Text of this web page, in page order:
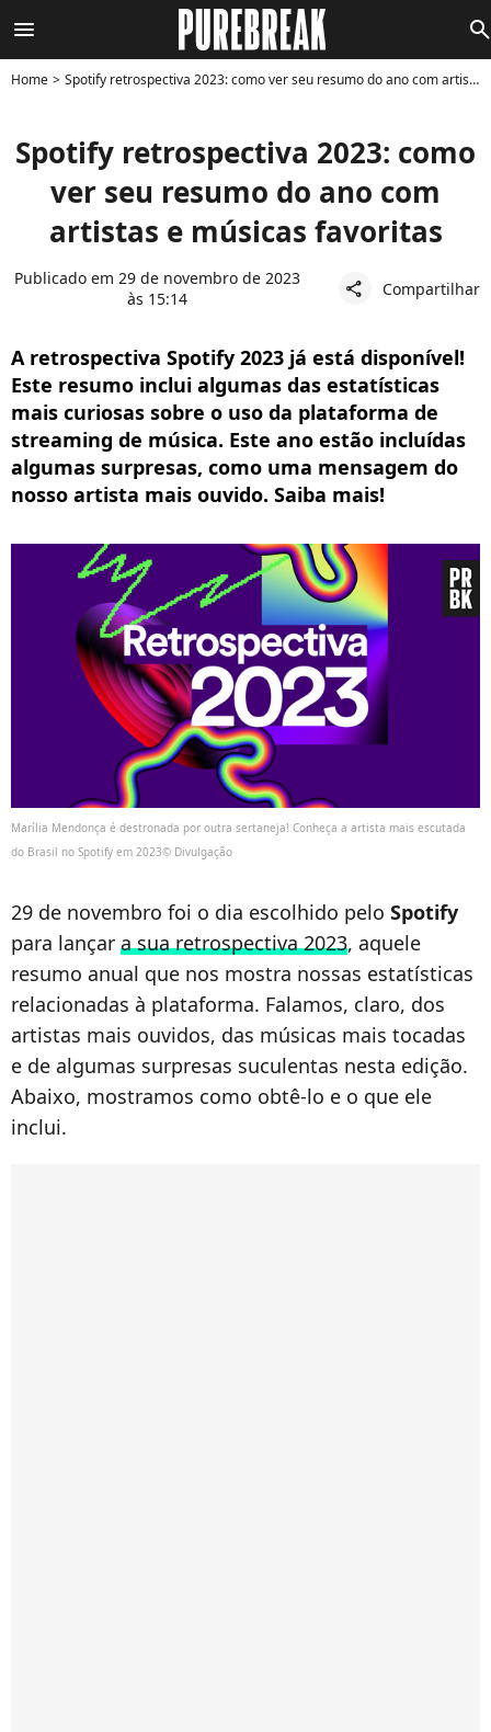
menu
Home Spotify retrospectiva 2023: como ver seu resumo do ano com artistas e músicas favoritas
Spotify retrospectiva 2023: como
ver seu resumo do ano com
artistas e músicas favoritas
Publicado em 29 de novembro de 2023
às 15:14
share Compartilhar
A retrospectiva Spotify 2023 já está disponível!
Este resumo inclui algumas das estatísticas
mais curiosas sobre o uso da plataforma de
streaming de música. Este ano estão incluídas
algumas surpresas, como uma mensagem do
nosso artista mais ouvido. Saiba mais!
Marília Mendonça é destronada por outra sertaneja! Conheça a artista mais escutada
do Brasil no Spotify em 2023© Divulgação
29 de novembro foi o dia escolhido pelo Spotify
para lançar a sua retrospectiva 2023, aquele
resumo anual que nos mostra nossas estatísticas
relacionadas à plataforma. Falamos, claro, dos
artistas mais ouvidos, das músicas mais tocadas
e de algumas surpresas suculentas nesta edição.
Abaixo, mostramos como obtê-lo e o que ele
inclui.